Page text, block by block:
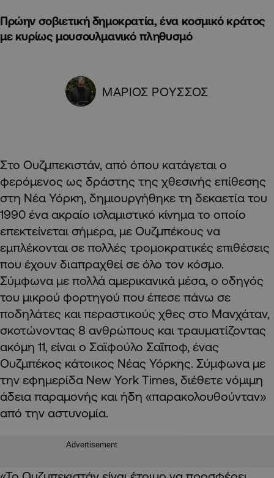
Πρώην σοβιετική δημοκρατία, ένα κοσμικό κράτος
με κυρίως μουσουλμανικό πληθυσμό
ΜΑΡΙΟΣ ΡΟΥΣΣΟΣ
Στο Ουζμπεκιστάν, από όπου κατάγεται ο
φερόμενος ως δράστης της χθεσινής επίθεσης
στη Νέα Υόρκη, δημιουργήθηκε τη δεκαετία του
1990 ένα ακραίο ισλαμιστικό κίνημα το οποίο
επεκτείνεται σήμερα, με Ουζμπέκους να
εμπλέκονται σε πολλές τρομοκρατικές επιθέσεις
που έχουν διαπραχθεί σε όλο τον κόσμο.
Σύμφωνα με πολλά αμερικανικά μέσα, ο οδηγός
του μικρού φορτηγού που έπεσε πάνω σε
ποδηλάτες και περαστικούς χθες στο Μανχάταν,
σκοτώνοντας 8 ανθρώπους και τραυματίζοντας
ακόμη 11, είναι ο Σαϊφούλο Σαΐποφ, ένας
Ουζμπέκος κάτοικος Νέας Υόρκης. Σύμφωνα με
την εφημερίδα New York Times, διέθετε νόμιμη
άδεια παραμονής και ήδη «παρακολουθούνταν»
από την αστυνομία.
Advertisement